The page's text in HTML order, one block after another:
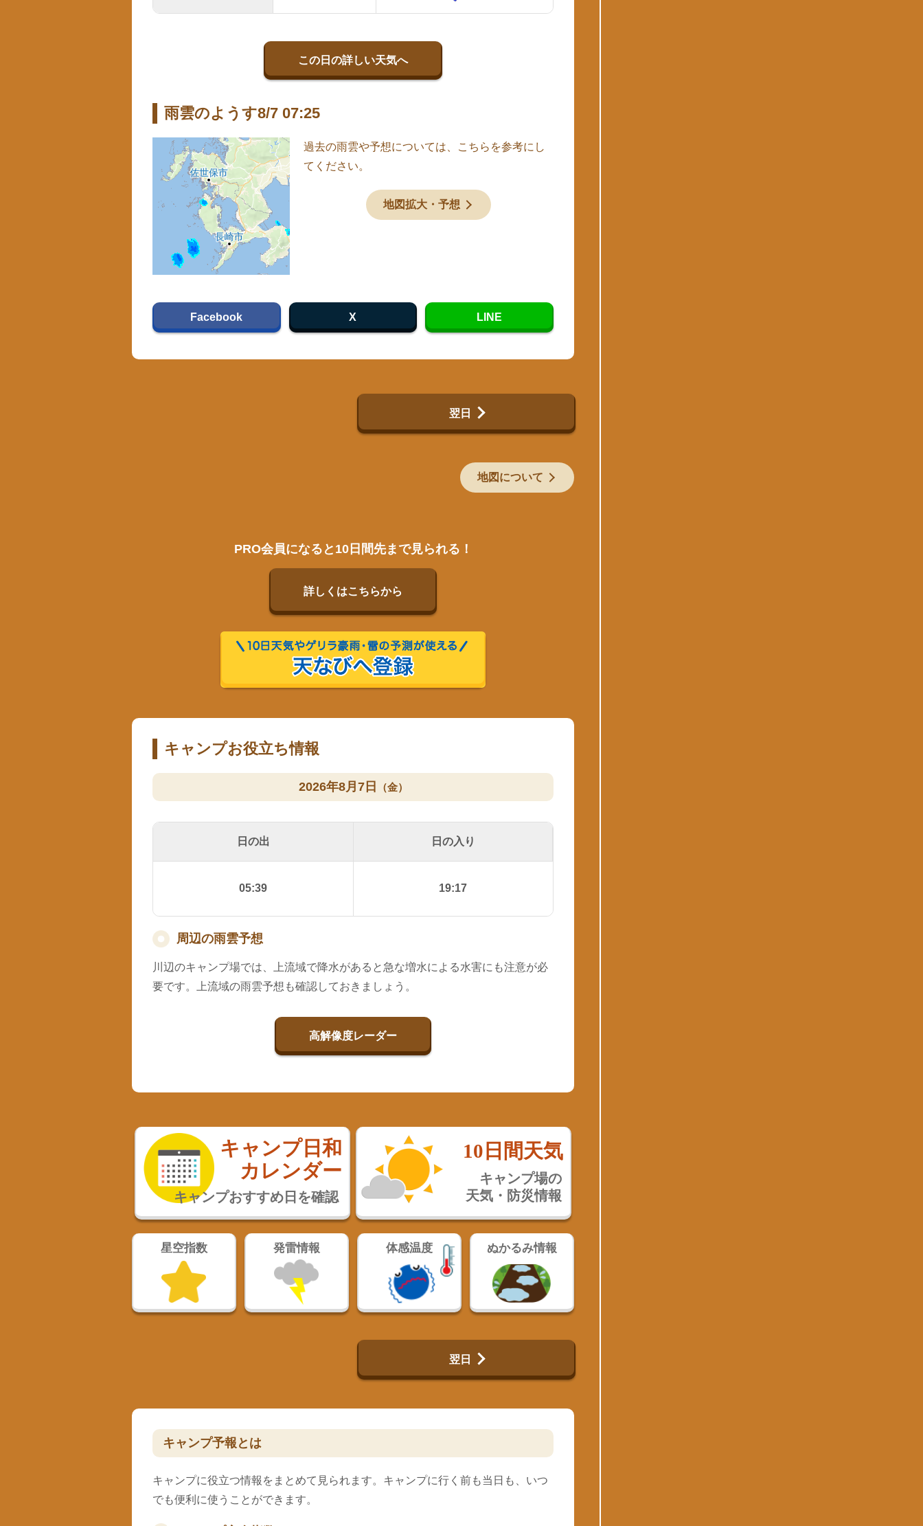
この日の詳しい天気へ
雨雲のようす8/7 07:25
過去の雨雲や予想については、こちらを参考にし
てください。
地図拡大・予想
Facebook X LINE
翌日
地図について
PRO会員になると10日間先まで見られる！
詳しくはこちらから
キャンプお役立ち情報
2026年8月7日 （金）
日の出 日の入り
05:39 19:17
周辺の雨雲予想
川辺のキャンプ場では、上流域で降水があると急な増水による水害にも注意が必
要です。上流域の雨雲予想も確認しておきましょう。
高解像度レーダー
キャンプ日和
カレンダー
キャンプおすすめ日を確認
10日間天気
キャンプ場の
天気・防災情報
星空指数 発雷情報 体感温度 ぬかるみ情報
翌日
キャンプ予報とは
キャンプに役立つ情報をまとめて見られます。キャンプに行く前も当日も、いつ
でも便利に使うことができます。